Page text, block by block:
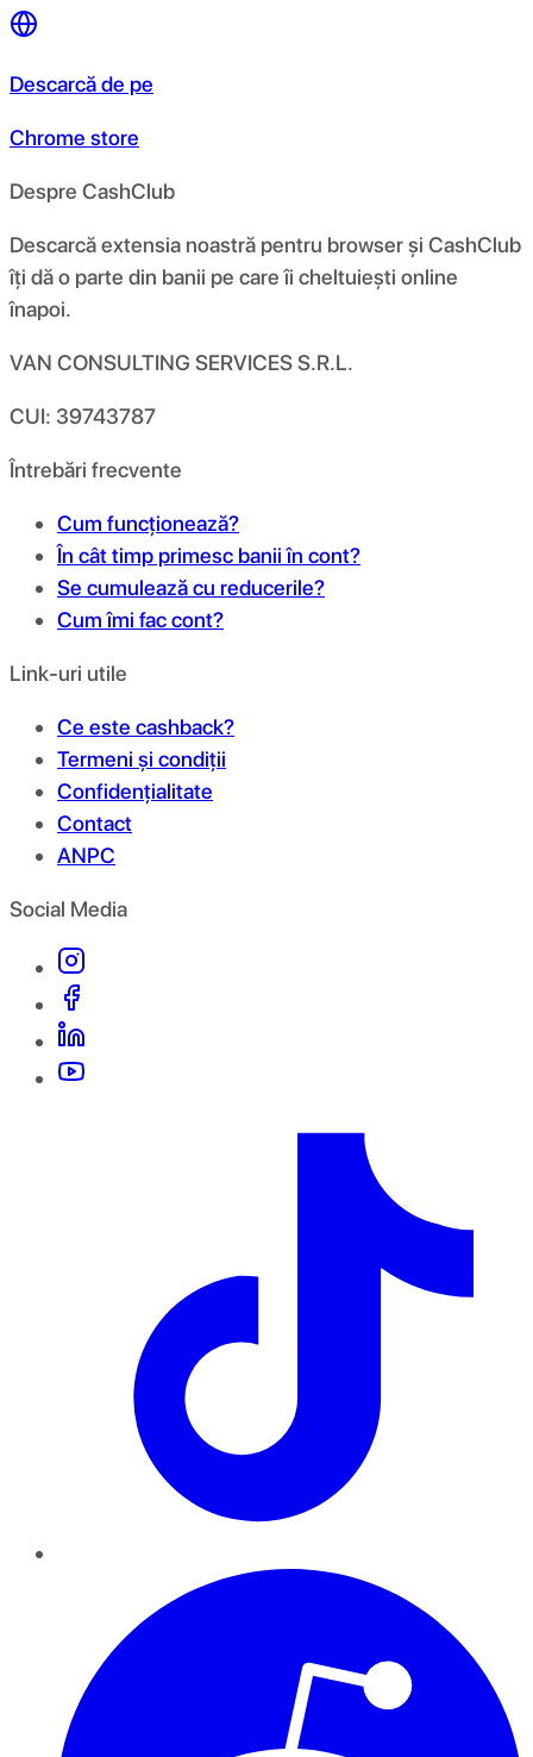
Descarcă de pe
Chrome store
Despre CashClub
Descarcă extensia noastră pentru browser și CashClub
îți dă o parte din banii pe care îi cheltuiești online
înapoi.
VAN CONSULTING SERVICES S.R.L.
CUI: 39743787
Întrebări frecvente
Cum funcționează?
În cât timp primesc banii în cont?
Se cumulează cu reducerile?
Cum îmi fac cont?
Link-uri utile
Ce este cashback?
Termeni și condiții
Confidențialitate
Contact
ANPC
Social Media